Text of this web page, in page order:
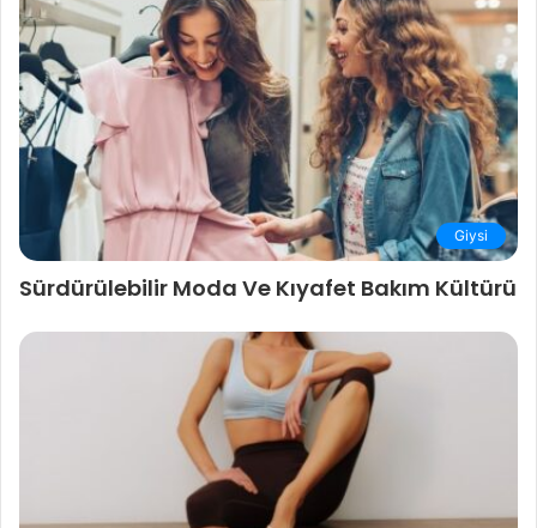
Giysi
Sürdürülebilir Moda Ve Kıyafet Bakım Kültürü